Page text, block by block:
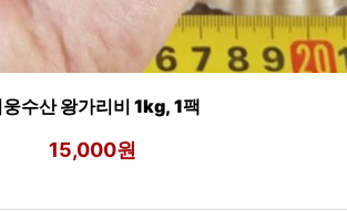
웅수산 왕가리비 1kg, 1팩
15,000원